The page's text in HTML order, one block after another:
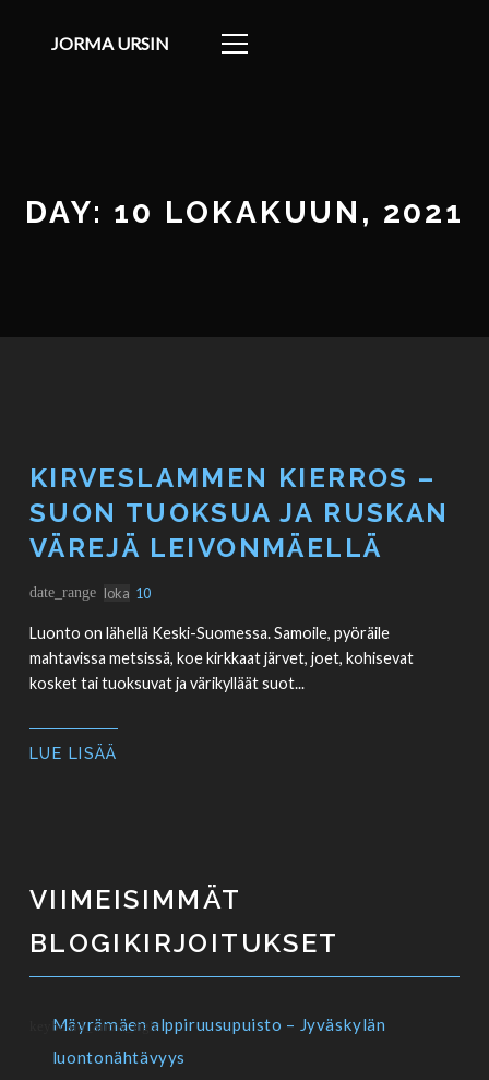
JORMA URSIN
DAY: 10 LOKAKUUN, 2021
KIRVESLAMMEN KIERROS –
SUON TUOKSUA JA RUSKAN
VÄREJÄ LEIVONMÄELLÄ
date_range loka 10
Luonto on lähellä Keski-Suomessa. Samoile, pyöräile
mahtavissa metsissä, koe kirkkaat järvet, joet, kohisevat
kosket tai tuoksuvat ja värikylläät suot...
LUE LISÄÄ
VIIMEISIMMÄT
BLOGIKIRJOITUKSET
Mäyrämäen alppiruusupuisto – Jyväskylän
luontonähtävyys